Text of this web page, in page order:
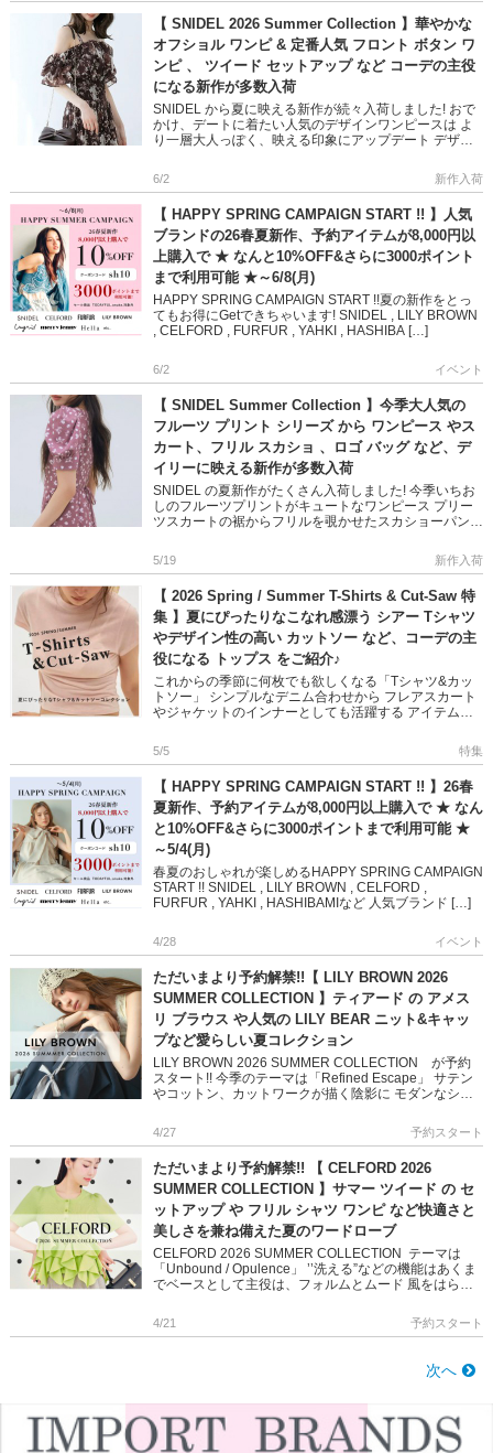
【 SNIDEL 2026 Summer Collection 】華やかな
オフショル ワンピ & 定番人気 フロント ボタン ワ
ンピ 、 ツイード セットアップ など コーデの主役
になる新作が多数入荷
SNIDEL から夏に映える新作が続々入荷しました! おで
かけ、デートに着たい人気のデザインワンピースは よ
り一層大人っぽく、映える印象にアップデート デザイ
で 大人の遊 […]
6/2 新作入荷
【 HAPPY SPRING CAMPAIGN START !! 】人気
ブランドの26春夏新作、予約アイテムが8,000円以
上購入で ★ なんと10%OFF&さらに3000ポイント
まで利用可能 ★～6/8(月)
HAPPY SPRING CAMPAIGN START !!夏の新作をとっ
てもお得にGetできちゃいます! SNIDEL , LILY BROWN
, CELFORD , FURFUR , YAHKI , HASHIBA […]
6/2 イベント
【 SNIDEL Summer Collection 】今季大人気の
フルーツ プリント シリーズ から ワンピース やス
カート、フリル スカショ 、ロゴ バッグ など、デ
イリーに映える新作が多数入荷
SNIDEL の夏新作がたくさん入荷しました! 今季いちお
しのフルーツプリントがキュートなワンピース プリー
ツスカートの裾からフリルを覗かせたスカショーパンな
プしています […]
5/19 新作入荷
【 2026 Spring / Summer T-Shirts & Cut-Saw 特
集 】夏にぴったりなこなれ感漂う シアー Tシャツ
やデザイン性の高い カットソー など、コーデの主
役になる トップス をご紹介♪
これからの季節に何枚でも欲しくなる「Tシャツ&カッ
トソー」 シンプルなデニム合わせから フレアスカート
やジャケットのインナーとしても活躍する アイテムを
コーデの […]
5/5 特集
【 HAPPY SPRING CAMPAIGN START !! 】26春
夏新作、予約アイテムが8,000円以上購入で ★ なん
と10%OFF&さらに3000ポイントまで利用可能 ★
～5/4(月)
春夏のおしゃれが楽しめるHAPPY SPRING CAMPAIGN
START !! SNIDEL , LILY BROWN , CELFORD ,
FURFUR , YAHKI , HASHIBAMIなど 人気ブランド […]
4/28 イベント
ただいまより予約解禁!!【 LILY BROWN 2026
SUMMER COLLECTION 】ティアード の アメス
リ ブラウス や人気の LILY BEAR ニット&キャッ
プなど愛らしい夏コレクション
LILY BROWN 2026 SUMMER COLLECTION が予約
スタート!! 今季のテーマは「Refined Escape」 サテン
やコットン、カットワークが描く陰影に モダンなシル
4/27 予約スタート
ただいまより予約解禁!! 【 CELFORD 2026
SUMMER COLLECTION 】サマー ツイード の セ
ットアップ や フリル シャツ ワンピ など快適さと
美しさを兼ね備えた夏のワードローブ
CELFORD 2026 SUMMER COLLECTION テーマは
「Unbound / Opulence」 ’’洗える”などの機能はあくま
でベースとして主役は、フォルムとムード 風をはらむ
4/21 予約スタート
次へ